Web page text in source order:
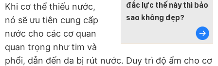
đắc lực thế này thì bảo
sao không đẹp?
Khi cơ thể thiếu nước,
nó sẽ ưu tiên cung cấp
nước cho các cơ quan
quan trọng như tim và
phổi, dẫn đến da bị rút nước. Duy trì độ ẩm cho cơ